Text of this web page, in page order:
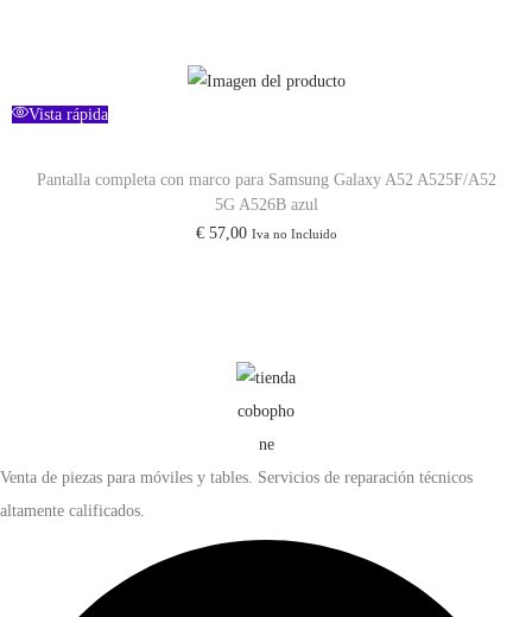
Vista rápida
Pantalla completa con marco para Samsung Galaxy A52 A525F/A52
5G A526B azul
€57,00 Iva no Incluido
Venta de piezas para móviles y tables. Servicios de reparación técnicos
altamente calificados.